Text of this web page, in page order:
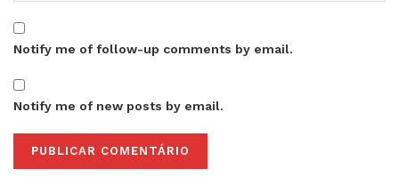
Notify me of follow-up comments by email.
Notify me of new posts by email.